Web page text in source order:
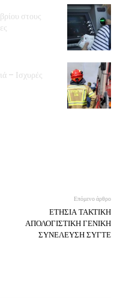
στους
– Ισχυρές
Επόμενο άρθρο
ΕΤΗΣΙΑ ΤΑΚΤΙΚΗ
ΑΠΟΛΟΓΙΣΤΙΚΗ ΓΕΝΙΚΗ
ΣΥΝΕΛΕΥΣΗ ΣΥΓΤΕ